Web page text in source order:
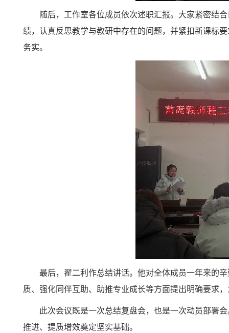
随后，工作室各位成员依次述职汇报。大家紧密结
绩，认真反思教学与教研中存在的问题，并紧扣新课标
务实。
最后，翟二利作总结讲话。他对全体成员一年来的
质、强化同伴互助、助推专业成长等方面提出明确要求
此次会议既是一次总结复盘会，也是一次动员部署
推进、提质增效奠定坚实基础。